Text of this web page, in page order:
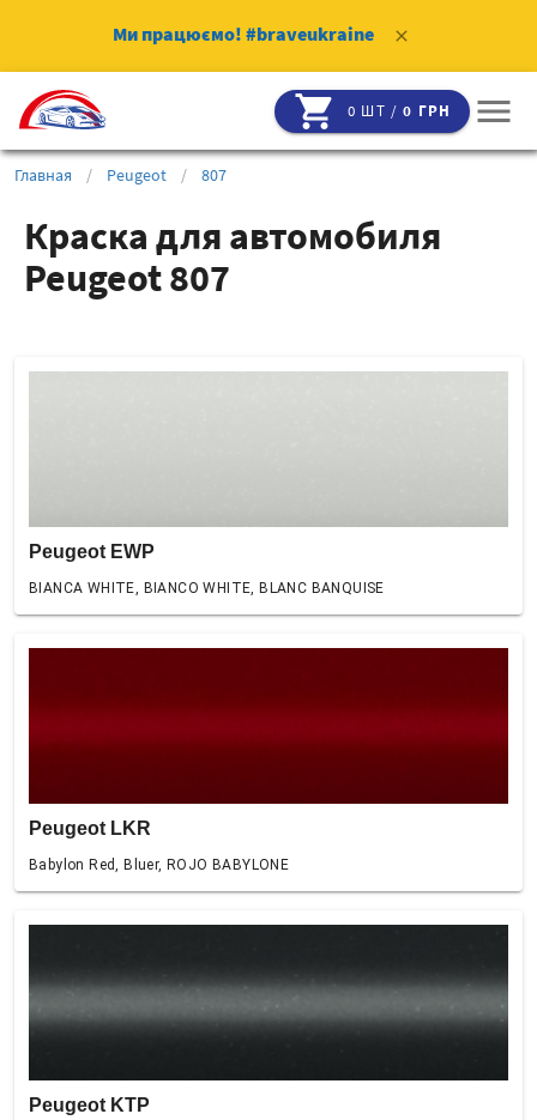
Ми працюємо! #braveukraine clear
shopping_cart 0 ШТ /0 ГРН menu
Главная / Peugeot / 807
Краска для автомобиля
Peugeot 807
Peugeot EWP
BIANCA WHITE, BIANCO WHITE, BLANC BANQUISE
Peugeot LKR
Babylon Red, Bluer, ROJO BABYLONE
Peugeot KTP